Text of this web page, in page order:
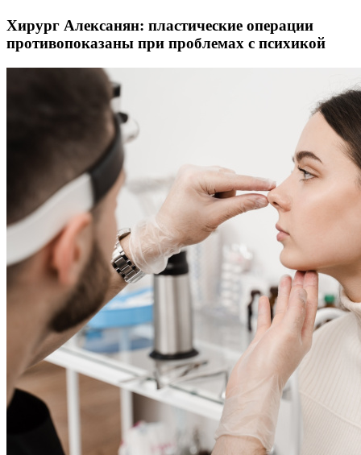
Хирург Алексанян: пластические операции
противопоказаны при проблемах с психикой